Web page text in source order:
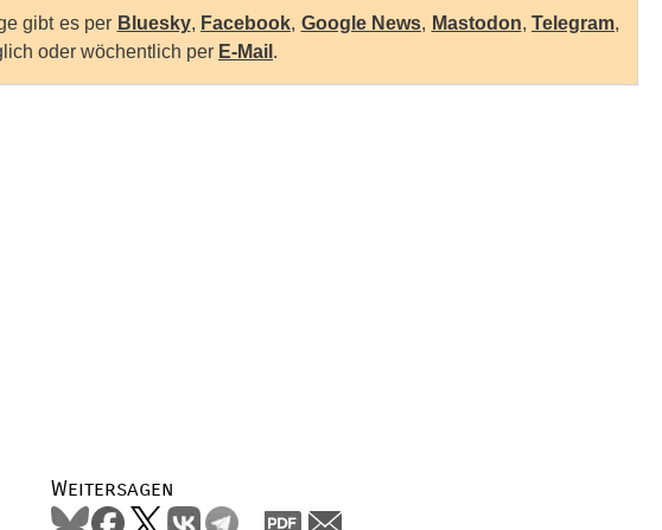
gibt es per Bluesky, Facebook, Google News, Mastodon, Telegram,
oder wöchentlich per E-Mail .
Weitersagen